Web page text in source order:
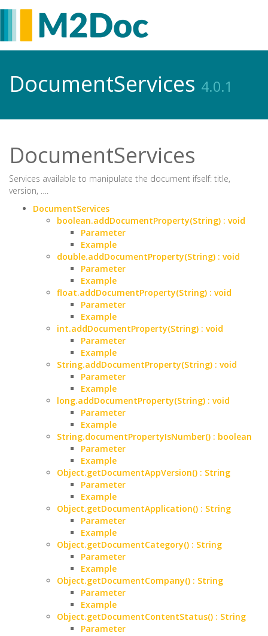
DocumentServices 4.0.1
DocumentServices
Services available to manipulate the document ifself: title,
version, ….
DocumentServices
boolean.addDocumentProperty(String) : void
Parameter
Example
double.addDocumentProperty(String) : void
Parameter
Example
float.addDocumentProperty(String) : void
Parameter
Example
int.addDocumentProperty(String) : void
Parameter
Example
String.addDocumentProperty(String) : void
Parameter
Example
long.addDocumentProperty(String) : void
Parameter
Example
String.documentPropertyIsNumber() : boolean
Parameter
Example
Object.getDocumentAppVersion() : String
Parameter
Example
Object.getDocumentApplication() : String
Parameter
Example
Object.getDocumentCategory() : String
Parameter
Example
Object.getDocumentCompany() : String
Parameter
Example
Object.getDocumentContentStatus() : String
Parameter